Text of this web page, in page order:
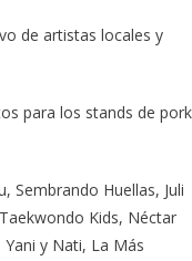
de artistas locales y
para los stands de
Sembrando Huellas, Juli
Kids, Néctar
y Nati, La Más